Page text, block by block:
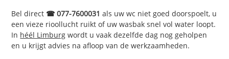
Bel direct ☎ 077-7600031 als uw wc niet goed doorspoelt, u
een vieze rioollucht ruikt of uw wasbak snel vol water loopt.
In héél Limburg wordt u vaak dezelfde dag nog geholpen
en u krijgt advies na afloop van de werkzaamheden.